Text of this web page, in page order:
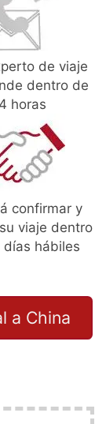
de viaje
dentro de
horas
confirmar y
viaje dentro
hábiles
a China